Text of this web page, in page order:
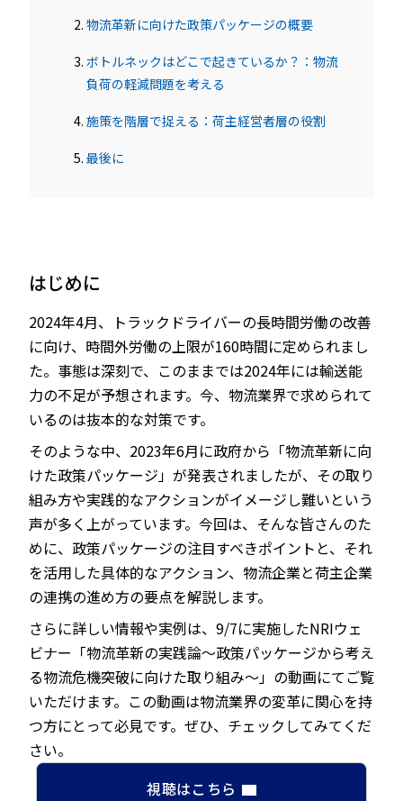
物流革新に向けた政策パッケージの概要
ボトルネックはどこで起きているか？：物流
負荷の軽減問題を考える
施策を階層で捉える：荷主経営者層の役割
最後に
はじめに
2024年4月、トラックドライバーの長時間労働の改善
に向け、時間外労働の上限が160時間に定められまし
た。事態は深刻で、このままでは2024年には輸送能
力の不足が予想されます。今、物流業界で求められて
いるのは抜本的な対策です。
そのような中、2023年6月に政府から「物流革新に向
けた政策パッケージ」が発表されましたが、その取り
組み方や実践的なアクションがイメージし難いという
声が多く上がっています。今回は、そんな皆さんのた
めに、政策パッケージの注目すべきポイントと、それ
を活用した具体的なアクション、物流企業と荷主企業
の連携の進め方の要点を解説します。
さらに詳しい情報や実例は、9/7に実施したNRIウェ
ビナー「物流革新の実践論～政策パッケージから考え
る物流危機突破に向けた取り組み～」の動画にてご覧
いただけます。この動画は物流業界の変革に関心を持
つ方にとって必見です。ぜひ、チェックしてみてくだ
さい。
視聴はこちら